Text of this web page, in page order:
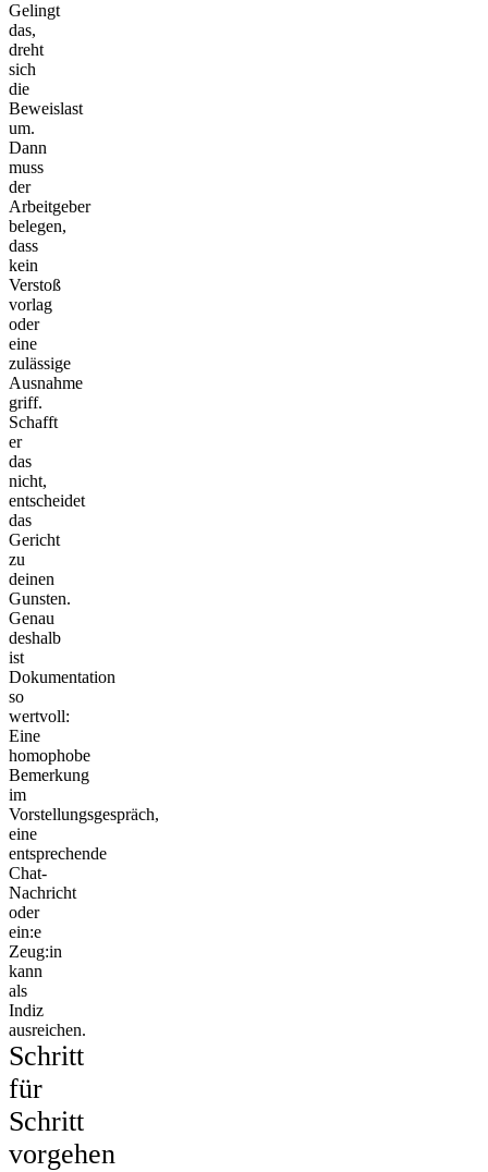
Gelingt
das,
dreht
sich
die
Beweislast
um.
Dann
muss
der
Arbeitgeber
belegen,
dass
kein
Verstoß
vorlag
oder
eine
zulässige
Ausnahme
griff.
Schafft
er
das
nicht,
entscheidet
das
Gericht
zu
deinen
Gunsten.
Genau
deshalb
ist
Dokumentation
so
wertvoll:
Eine
homophobe
Bemerkung
im
Vorstellungsgespräch,
eine
entsprechende
Chat-
Nachricht
oder
ein:e
Zeug:in
kann
als
Indiz
ausreichen.
Schritt
für
Schritt
vorgehen